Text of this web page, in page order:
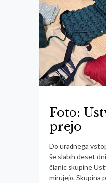
Foto:
prejo
Do uradnega
še slabih deset
članic skupine
mirujejo. Skupina